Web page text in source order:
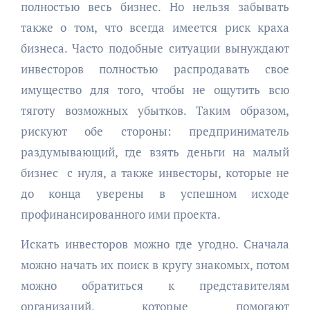
полностью весь бизнес. Но нельзя забывать
также о том, что всегда имеется риск краха
бизнеса. Часто подобные ситуации вынуждают
инвесторов полностью распродавать свое
имущество для того, чтобы не ощутить всю
тяготу возможных убытков. Таким образом,
рискуют обе стороны: предприниматель
раздумывающий, где взять деньги на малый
бизнес с нуля, а также инвесторы, которые не
до конца уверены в успешном исходе
профинансированного ими проекта.
Искать инвесторов можно где угодно. Сначала
можно начать их поиск в кругу знакомых, потом
можно обратиться к представителям
организаций, которые помогают